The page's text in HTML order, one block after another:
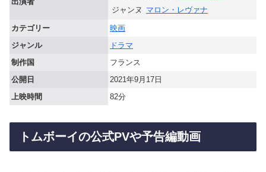
ジャンヌ マロン・レヴァナ
カテゴリー
映画
ジャンル
ドラマ
制作国
フランス
公開日
2021年9月17日
上映時間
82分
トムボーイの公式PVや予告編動画